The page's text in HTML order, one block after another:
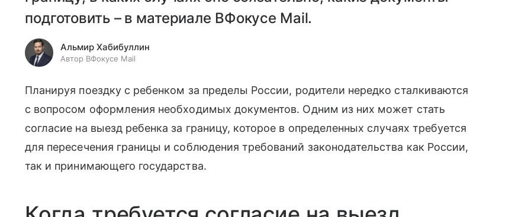
подготовить – в материале ВФокусе Mail.
Альмир Хабибуллин
Автор ВФокусе Mail
Планируя поездку с ребенком за пределы России, родители нередко сталкиваются
с вопросом оформления необходимых документов. Одним из них может стать
согласие на выезд ребенка за границу, которое в определенных случаях требуется
для пересечения границы и соблюдения требований законодательства как России,
так и принимающего государства.